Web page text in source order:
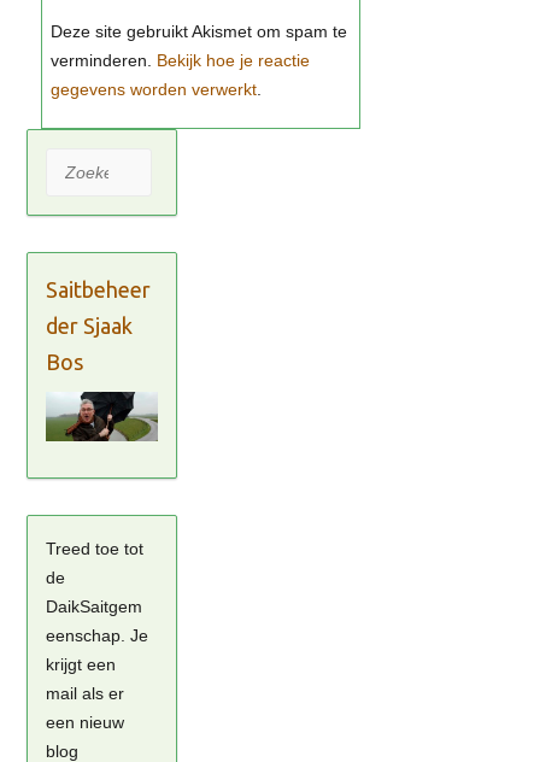
Bekijk hoe je reactie
gegevens worden verwerkt
Zoeken
Saitbeheer
der Sjaak
Bos
Treed toe tot
de
DaikSaitgem
eenschap. Je
krijgt een
mail als er
een nieuw
blog